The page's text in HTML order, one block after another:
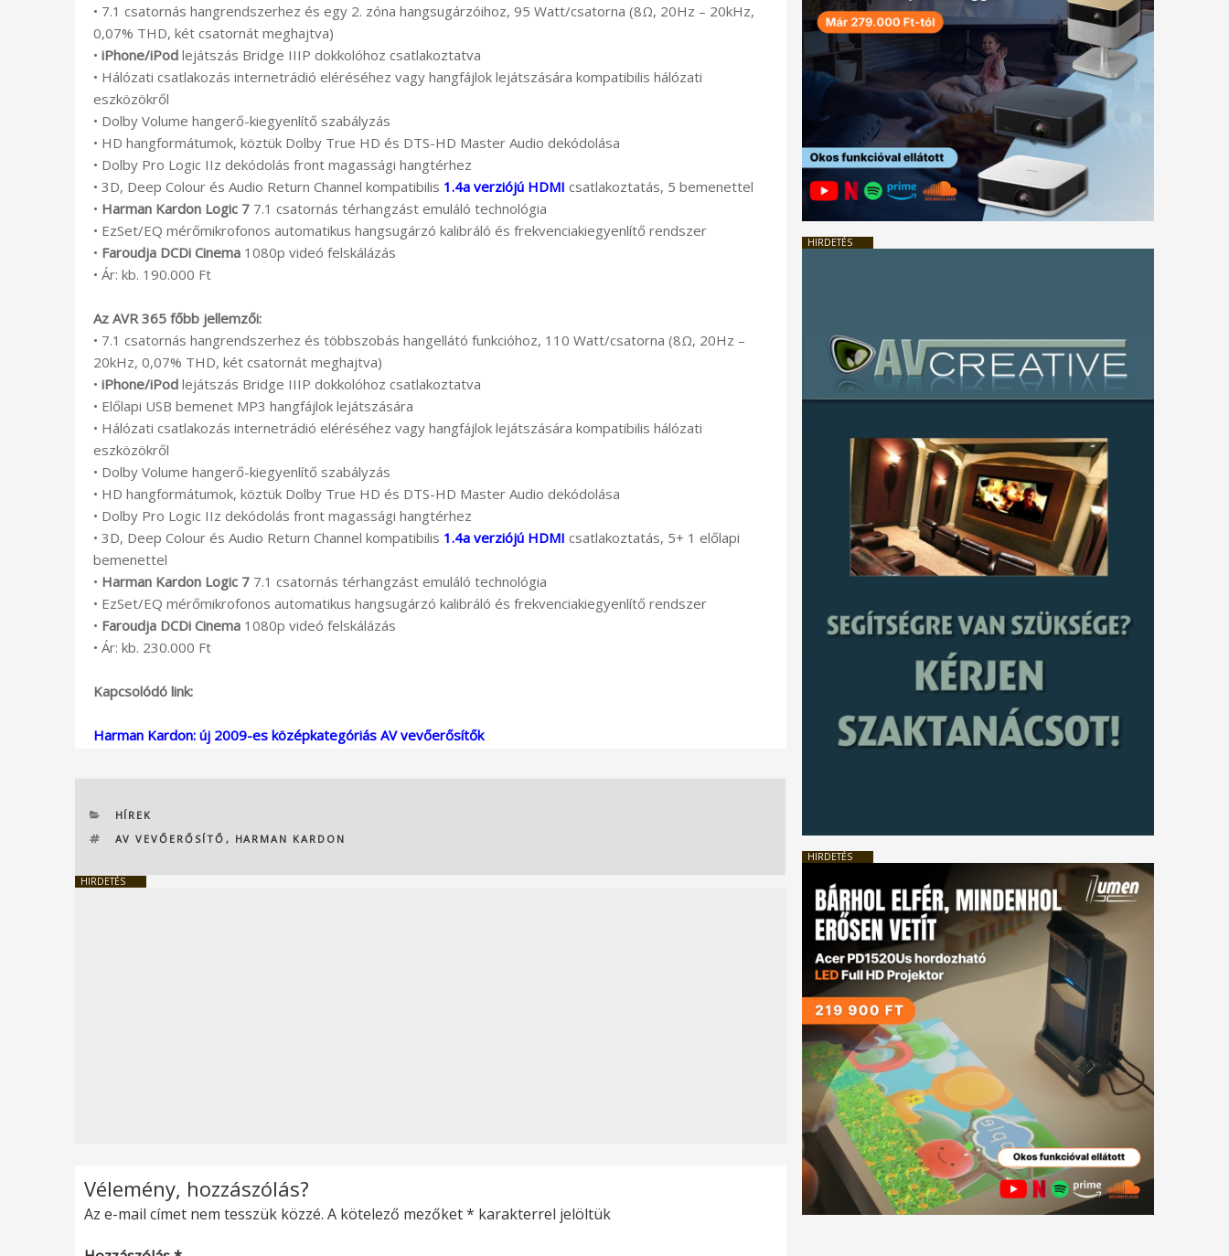
• 7.1 csatornás hangrendszerhez és egy 2. zóna hangsugárzóihoz, 95 Watt/csatorna (8Ω, 20Hz – 20kHz,
0,07% THD, két csatornát meghajtva)
• iPhone/iPod lejátszás Bridge IIIP dokkolóhoz csatlakoztatva
• Hálózati csatlakozás internetrádió eléréséhez vagy hangfájlok lejátszására kompatibilis hálózati
eszközökről
• Dolby Volume hangerő-kiegyenlítő szabályzás
• HD hangformátumok, köztük Dolby True HD és DTS-HD Master Audio dekódolása
• Dolby Pro Logic IIz dekódolás front magassági hangtérhez
• 3D, Deep Colour és Audio Return Channel kompatibilis 1.4a verziójú HDMI csatlakoztatás, 5 bemenettel
• Harman Kardon Logic 7 7.1 csatornás térhangzást emuláló technológia
• EzSet/EQ mérőmikrofonos automatikus hangsugárzó kalibráló és frekvenciakiegyenlítő rendszer
• Faroudja DCDi Cinema 1080p videó felskálázás
• Ár: kb. 190.000 Ft
Az AVR 365 főbb jellemzői:
• 7.1 csatornás hangrendszerhez és többszobás hangellátó funkcióhoz, 110 Watt/csatorna (8Ω, 20Hz –
20kHz, 0,07% THD, két csatornát meghajtva)
• iPhone/iPod lejátszás Bridge IIIP dokkolóhoz csatlakoztatva
• Előlapi USB bemenet MP3 hangfájlok lejátszására
• Hálózati csatlakozás internetrádió eléréséhez vagy hangfájlok lejátszására kompatibilis hálózati
eszközökről
• Dolby Volume hangerő-kiegyenlítő szabályzás
• HD hangformátumok, köztük Dolby True HD és DTS-HD Master Audio dekódolása
• Dolby Pro Logic IIz dekódolás front magassági hangtérhez
• 3D, Deep Colour és Audio Return Channel kompatibilis 1.4a verziójú HDMI csatlakoztatás, 5+ 1 előlapi
bemenettel
• Harman Kardon Logic 7 7.1 csatornás térhangzást emuláló technológia
• EzSet/EQ mérőmikrofonos automatikus hangsugárzó kalibráló és frekvenciakiegyenlítő rendszer
• Faroudja DCDi Cinema 1080p videó felskálázás
• Ár: kb. 230.000 Ft
Kapcsolódó link:
Harman Kardon: új 2009-es középkategóriás AV vevőerősítők
KATEGÓRIÁK
HÍREK
CÍMKÉK
AV VEVŐERŐSÍTŐ , HARMAN KARDON
HIRDETÉS
Vélemény, hozzászólás?
Az e-mail címet nem tesszük közzé. A kötelező mezőket* karakterrel jelöltük
HIRDETÉS
HIRDETÉS